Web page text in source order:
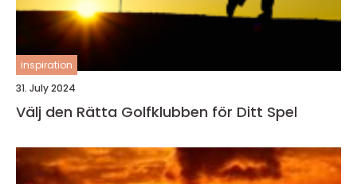
inspiration
31. July 2024
Välj den Rätta Golfklubben för Ditt Spel